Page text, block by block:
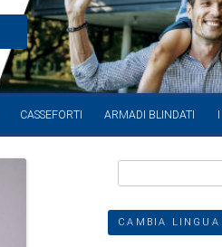
CASSEFORTI ARMADI BLINDATI
per:
CAMBIA LINGUA